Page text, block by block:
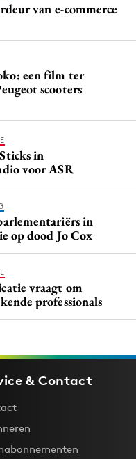
van e-commerce
een film ter
scooters
in
voor ASR
in
op dood Jo Cox
vraagt om
professionals
& Contact